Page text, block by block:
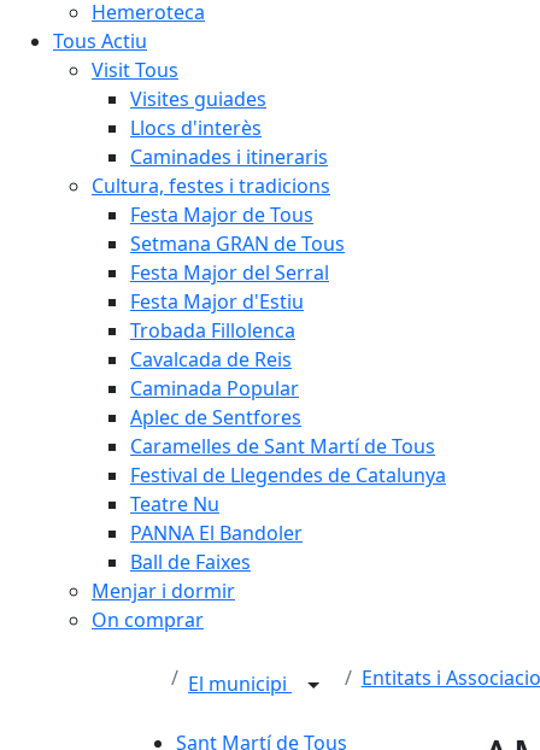
Hemeroteca
Tous Actiu
Visit Tous
Visites guiades
Llocs d'interès
Caminades i itineraris
Cultura, festes i tradicions
Festa Major de Tous
Setmana GRAN de Tous
Festa Major del Serral
Festa Major d'Estiu
Trobada Fillolenca
Cavalcada de Reis
Caminada Popular
Aplec de Sentfores
Caramelles de Sant Martí de Tous
Festival de Llegendes de Catalunya
Teatre Nu
PANNA El Bandoler
Ball de Faixes
Menjar i dormir
On comprar
El municipi Entitats i
Sant Martí de Tous